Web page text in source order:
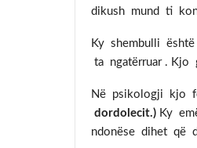
dikush mund ti
Ky shembulli
ta ngatërruar .
Në psikologji kjo
dordolecit.) Ky
ndonëse dihet që